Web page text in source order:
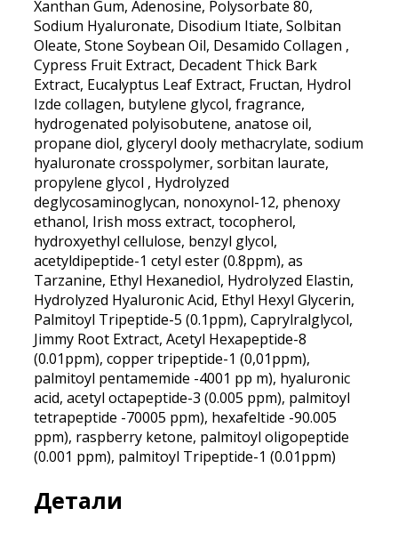
Xanthan Gum, Adenosine, Polysorbate 80,
Sodium Hyaluronate, Disodium Itiate, Solbitan
Oleate, Stone Soybean Oil, Desamido Collagen ,
Cypress Fruit Extract, Decadent Thick Bark
Extract, Eucalyptus Leaf Extract, Fructan, Hydrol
Izde collagen, butylene glycol, fragrance,
hydrogenated polyisobutene, anatose oil,
propane diol, glyceryl dooly methacrylate, sodium
hyaluronate crosspolymer, sorbitan laurate,
propylene glycol , Hydrolyzed
deglycosaminoglycan, nonoxynol-12, phenoxy
ethanol, Irish moss extract, tocopherol,
hydroxyethyl cellulose, benzyl glycol,
acetyldipeptide-1 cetyl ester (0.8ppm), as
Tarzanine, Ethyl Hexanediol, Hydrolyzed Elastin,
Hydrolyzed Hyaluronic Acid, Ethyl Hexyl Glycerin,
Palmitoyl Tripeptide-5 (0.1ppm), Caprylralglycol,
Jimmy Root Extract, Acetyl Hexapeptide-8
(0.01ppm), copper tripeptide-1 (0,01ppm),
palmitoyl pentamemide -4001 pp m), hyaluronic
acid, acetyl octapeptide-3 (0.005 ppm), palmitoyl
tetrapeptide -70005 ppm), hexafeltide -90.005
ppm), raspberry ketone, palmitoyl oligopeptide
(0.001 ppm), palmitoyl Tripeptide-1 (0.01ppm)
Детали